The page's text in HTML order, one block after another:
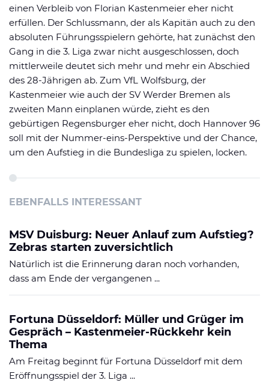
einen Verbleib von Florian Kastenmeier eher nicht
erfüllen. Der Schlussmann, der als Kapitän auch zu den
absoluten Führungsspielern gehörte, hat zunächst den
Gang in die 3. Liga zwar nicht ausgeschlossen, doch
mittlerweile deutet sich mehr und mehr ein Abschied
des 28-Jährigen ab. Zum VfL Wolfsburg, der
Kastenmeier wie auch der SV Werder Bremen als
zweiten Mann einplanen würde, zieht es den
gebürtigen Regensburger eher nicht, doch Hannover 96
soll mit der Nummer-eins-Perspektive und der Chance,
um den Aufstieg in die Bundesliga zu spielen, locken.
EBENFALLS INTERESSANT
MSV Duisburg: Neuer Anlauf zum Aufstieg?
Zebras starten zuversichtlich
Natürlich ist die Erinnerung daran noch vorhanden,
dass am Ende der vergangenen ...
Fortuna Düsseldorf: Müller und Grüger im
Gespräch – Kastenmeier-Rückkehr kein
Thema
Am Freitag beginnt für Fortuna Düsseldorf mit dem
Eröffnungsspiel der 3. Liga ...